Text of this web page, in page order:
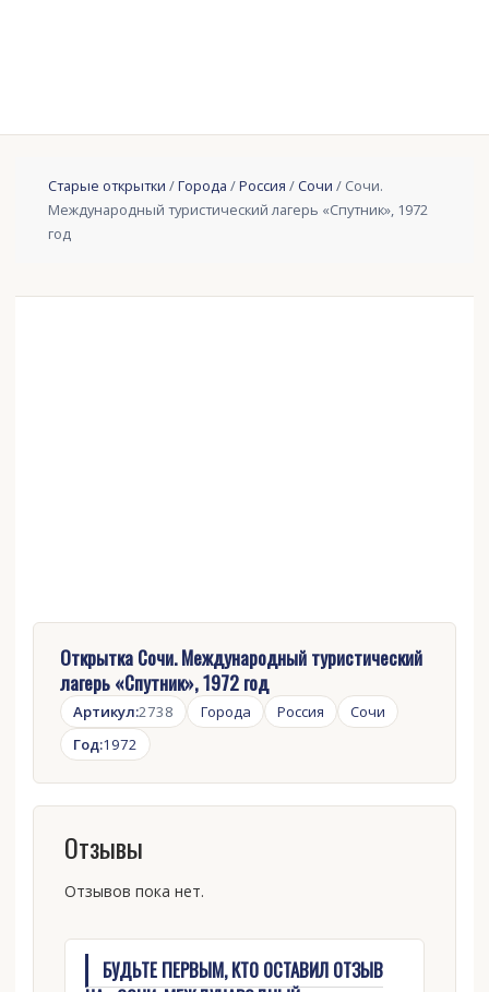
Старые открытки /Города /Россия /Сочи / Сочи.
Международный туристический лагерь «Спутник», 1972
год
Открытка Сочи. Международный туристический
лагерь «Спутник», 1972 год
Артикул:2738 Города Россия
Сочи
Год:1972
Отзывы
Отзывов пока нет.
БУДЬТЕ ПЕРВЫМ, КТО ОСТАВИЛ ОТЗЫВ